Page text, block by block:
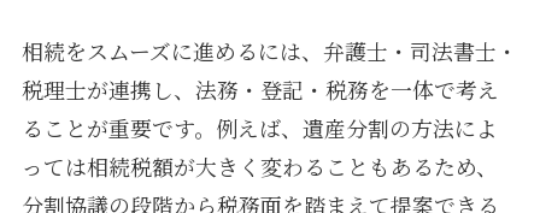
相続をスムーズに進めるには、弁護士・司法書士・
税理士が連携し、法務・登記・税務を一体で考え
ることが重要です。例えば、遺産分割の方法によ
っては相続税額が大きく変わることもあるため、
分割協議の段階から税務面を踏まえて提案できる